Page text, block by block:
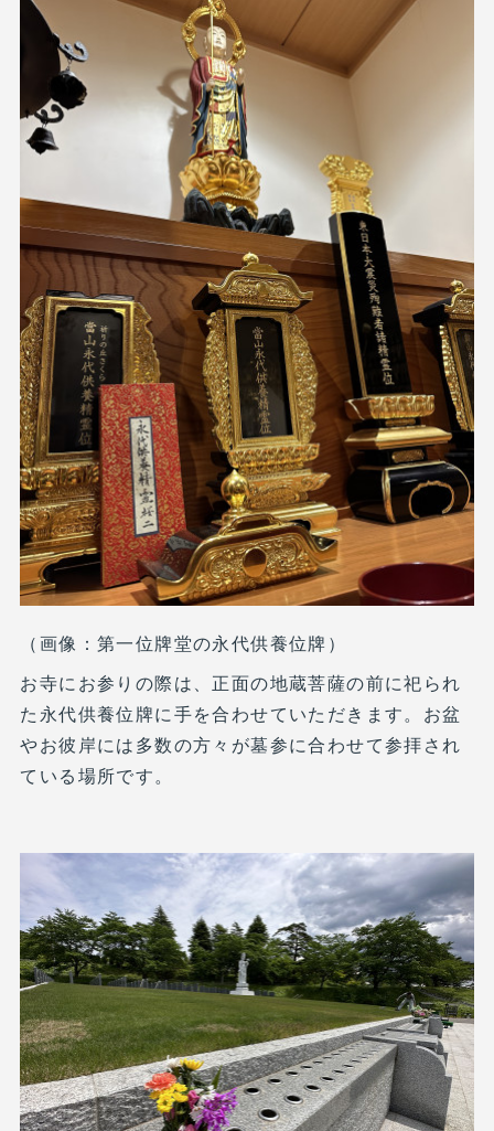
（画像：第一位牌堂の永代供養位牌）
お寺にお参りの際は、正面の地蔵菩薩の前に祀られ
た永代供養位牌に手を合わせていただきます。お盆
やお彼岸には多数の方々が墓参に合わせて参拝され
ている場所です。